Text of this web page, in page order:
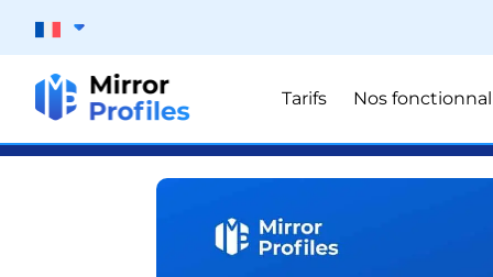
Tarifs Nos